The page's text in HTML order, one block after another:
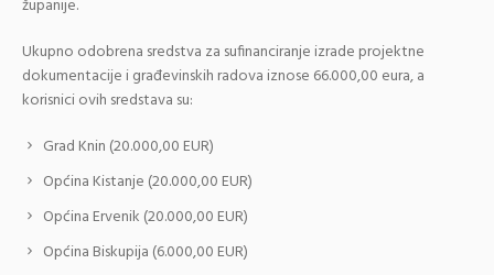
županije.
Ukupno odobrena sredstva za sufinanciranje izrade projektne
dokumentacije i građevinskih radova iznose 66.000,00 eura, a
korisnici ovih sredstava su:
Grad Knin (20.000,00 EUR)
Općina Kistanje (20.000,00 EUR)
Općina Ervenik (20.000,00 EUR)
Općina Biskupija (6.000,00 EUR)